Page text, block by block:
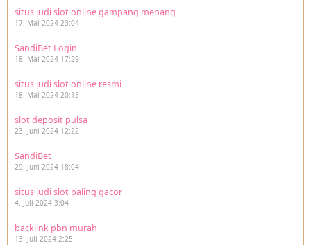
situs judi slot online gampang menang
17. Mai 2024 23:04
SandiBet Login
18. Mai 2024 17:29
situs judi slot online resmi
18. Mai 2024 20:15
slot deposit pulsa
23. Juni 2024 12:22
SandiBet
29. Juni 2024 18:04
situs judi slot paling gacor
4. Juli 2024 3:04
backlink pbn murah
13. Juli 2024 2:25